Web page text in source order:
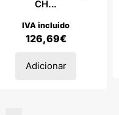
CH...
126,69€
IVA incluido
Adicionar